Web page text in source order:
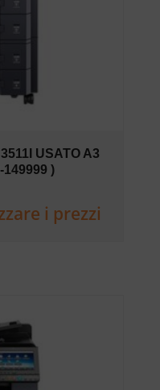
USATO A3
149999 )
i prezzi